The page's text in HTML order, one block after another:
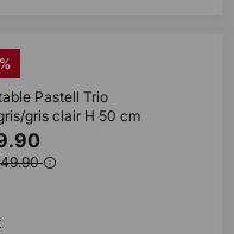
Pastell Trio
gris clair H 50 cm